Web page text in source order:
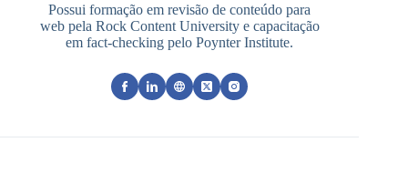
Possui formação em revisão de conteúdo para
web pela Rock Content University e capacitação
em fact-checking pelo Poynter Institute.